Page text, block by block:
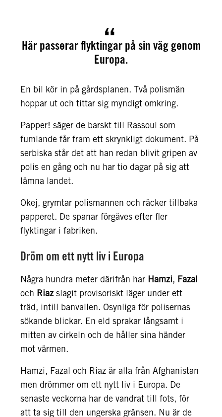
Här passerar flyktingar på sin väg genom
Europa.
En bil kör in på gårdsplanen. Två polismän
hoppar ut och tittar sig myndigt omkring.
Papper! säger de barskt till Rassoul som
fumlande får fram ett skrynkligt dokument. På
serbiska står det att han redan blivit gripen av
polis en gång och nu har tio dagar på sig att
lämna landet.
Okej, grymtar polismannen och räcker tillbaka
papperet. De spanar förgäves efter fler
flyktingar i fabriken.
Dröm om ett nytt liv i Europa
Några hundra meter därifrån har Hamzi, Fazal
och Riazslagit provisoriskt läger under ett
träd, intill banvallen. Osynliga för polisernas
sökande blickar. En eld sprakar långsamt i
mitten av cirkeln och de håller sina händer
mot värmen.
Hamzi, Fazal och Riaz är alla från Afghanistan
men drömmer om ett nytt liv i Europa. De
senaste veckorna har de vandrat till fots, för
att ta sig till den ungerska gränsen. Nu är de